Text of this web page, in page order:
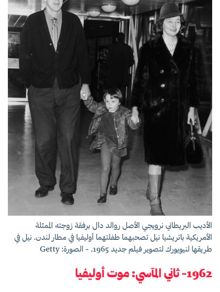
الأديب البريطاني نرويجي الأصل روالد دال برفقة زوجته الممثلة
الأمريكية باتريشيا نيل تصحبهما طفلتهما أوليفيا في مطار لندن. نيل في
طريقها لنيويورك لتصوير فيلم جديد 1965. - الصورة: Getty
1962- ثاني المآسي: موت أوليفيا